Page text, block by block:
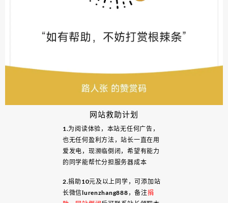
网站救助计划
1.为阅读体验，本站无任何广告，
也无任何盈利方法，站长一直在用
爱发电，现濒临倒闭，希望有能力
的同学能帮忙分担服务器成本
2.捐助10元及以上同学，可添加站
长微信lurenzhang888，备注捐